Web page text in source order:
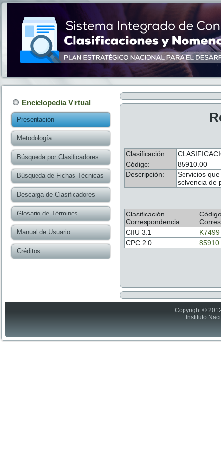
Enciclopedia Virtual
Presentación
Metodología
Búsqueda por Clasificadores
Búsqueda de Fichas Técnicas
Descarga de Clasificadores
Glosario de Términos
Manual de Usuario
Créditos
Clasificación:
Código:
85910.00
Descripción:
Servicios
solvencia de
Clasificación
Correspondencia
Código
CIIU 3.1
K7499
CPC 2.0
Copyright ©
Instituto